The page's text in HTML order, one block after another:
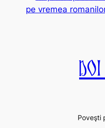
pe vremea
Poveşti